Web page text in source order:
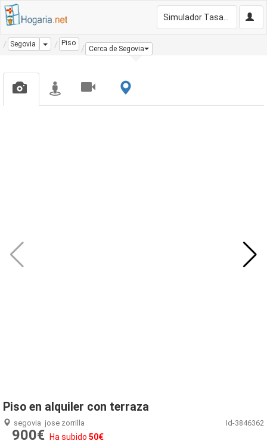
Segovia Dropdown
Piso
Cerca de Segovia
Piso en alquiler con terraza
segovia jose zorrilla Id-3846362
900€ Ha subido 50€